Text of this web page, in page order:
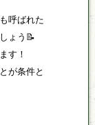
呼ばれた
ょう📝
す！
が条件と